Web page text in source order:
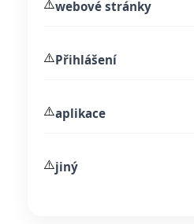
⚠️webové stránky
⚠️Přihlášení
⚠️aplikace
⚠️jiný